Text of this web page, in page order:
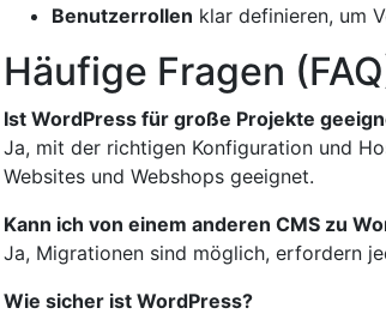
Benutzerrollen klar definieren, um
Häufige Fragen
Ist WordPress für große Projekte
Ja, mit der richtigen Konfiguration und
Websites und Webshops geeignet.​
Kann ich von einem anderen CMS zu
Ja, Migrationen sind möglich, erfordern
Wie sicher ist WordPress?